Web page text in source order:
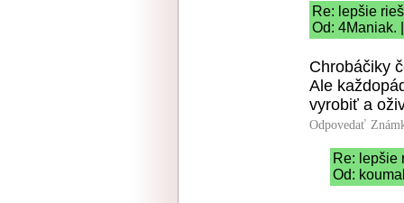
Re: lepšie
Od: 4Maniak.
Chrobáčiky
Ale
vyrobiť a
Odpovedať
Re: lepšie
Od: